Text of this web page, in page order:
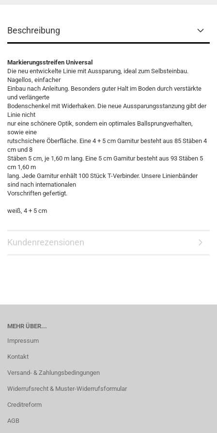
Beschreibung
Markierungsstreifen Universal
Die neu entwickelte Linie mit Aussparung, ideal zum Selbsteinbau.
Nagellos, einfacher
Einbau nach Anleitung. Besonders guter Halt im Boden durch verstärkte
und verlängerte
Bodenschenkel mit Widerhaken. Die neue Aussparungsstanzung gibt der
Linie nicht
nur eine schönere Optik, sondern ein optimales Ballsprungverhalten,
sowie eine
rutschsichere Öberfläche. Eine 4 + 5 cm Garnitur besteht aus 85 Stäben 4
cm und 8
Stäben 5 cm, je 1,60 m lang. Eine 5 cm Garnitur besteht aus 93 Stäben 5
cm 1,60 m
lang. Jede Garnitur enhält 100 Stück T-Verbinder. Unsere Linienbänder
sind nach internationalen
Vorschriften gefertigt.
weiß, 4 + 5 cm
Kundenrezensionen
MEHR ÜBER...
Impressum
Kontakt
Versand- & Zahlungsbedingungen
Widerrufsrecht & Muster-Widerrufsformular
Creditreform
AGB